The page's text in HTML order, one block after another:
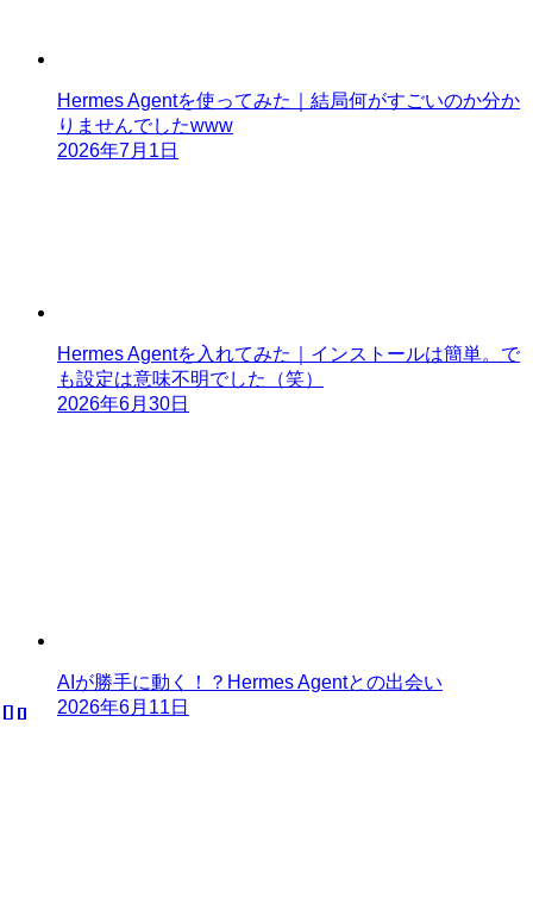
Hermes Agentを使ってみた｜結局何がすごいのか分か
りませんでしたwww
2026年7月1日
Hermes Agentを入れてみた｜インストールは簡単。で
も設定は意味不明でした（笑）
2026年6月30日
AIが勝手に動く！？Hermes Agentとの出会い
2026年6月11日